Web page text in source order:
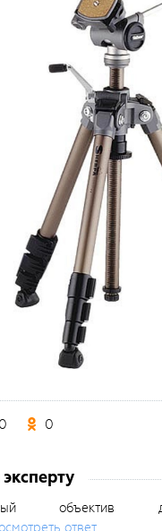
0 0